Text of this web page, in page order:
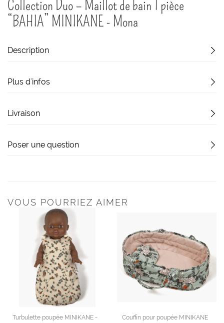
début
de
d’images
Collection Duo – Maillot de bain 1 pièce
“BAHIA” MINIKANE - Mona
Description
Plus d'infos
Livraison
Poser une question
VOUS POURRIEZ AIMER
Turbulette poupée MINIKANE -
Couffin pour poupée MINIKANE